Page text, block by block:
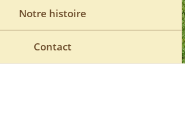
Notre histoire
Contact